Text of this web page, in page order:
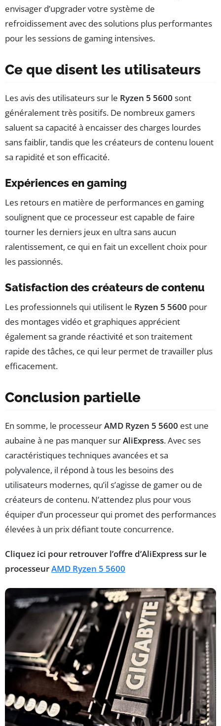
envisager d’upgrader votre système de
refroidissement avec des solutions plus performantes
pour les sessions de gaming intensives.
Ce que disent les utilisateurs
Les avis des utilisateurs sur le Ryzen 5 5600 sont
généralement très positifs. De nombreux gamers
saluent sa capacité à encaisser des charges lourdes
sans faiblir, tandis que les créateurs de contenu louent
sa rapidité et son efficacité.
Expériences en gaming
Les retours en matière de performances en gaming
soulignent que ce processeur est capable de faire
tourner les derniers jeux en ultra sans aucun
ralentissement, ce qui en fait un excellent choix pour
les passionnés.
Satisfaction des créateurs de contenu
Les professionnels qui utilisent le Ryzen 5 5600 pour
des montages vidéo et graphiques apprécient
également sa grande réactivité et son traitement
rapide des tâches, ce qui leur permet de travailler plus
efficacement.
Conclusion partielle
En somme, le processeurAMD Ryzen 5 5600 est une
aubaine à ne pas manquer surAliExpress. Avec ses
caractéristiques techniques avancées et sa
polyvalence, il répond à tous les besoins des
utilisateurs modernes, qu’il s’agisse de gamer ou de
créateurs de contenu. N’attendez plus pour vous
équiper d’un processeur qui promet des performances
élevées à un prix défiant toute concurrence.
Cliquez ici pour retrouver l’offre d’AliExpress sur le
processeurAMD Ryzen 5 5600